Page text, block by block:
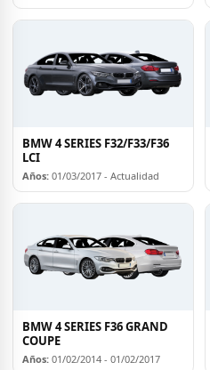
BMW 4 SERIES F32/F33/F36
LCI
Años: 01/03/2017 - Actualidad
BMW 4 SERIES F36 GRAND
COUPE
Años: 01/02/2014 - 01/02/2017